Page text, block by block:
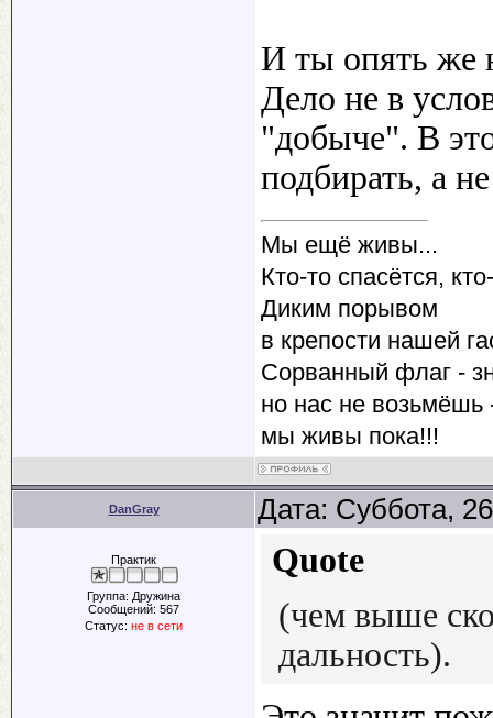
И ты опять же
Дело не в
"добыче". В
подбирать, а
Мы ещё живы...
Кто-то спасётся,
Диким порывом
в крепости нашей
Сорванный флаг -
но нас не возьмёшь
мы живы пока!!!
DanGray Дата: Суббота,
Практик
Группа: Дружина
Сообщений: 567
Статус: не в сети
Quote
(чем выше
дальность).